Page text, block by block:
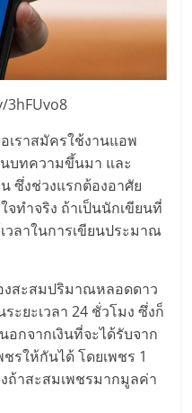
3hFUvo8
เราสมัครใช้งานแอพ
นบทความขึ้นมา และ
ซึ่งช่วงแรกต้องอาศัย
ทำจริง ถ้าเป็นนักเขียนที่
วลาในการเขียนประมาณ
สะสมปริมาณหลอดดาว
ะยะเวลา 24 ชั่วโมง ซึ่งก็
กจากเงินที่จะได้รับจาก
รให้กันได้ โดยเพชร 1
ถ้าสะสมเพชรมากมูลค่า